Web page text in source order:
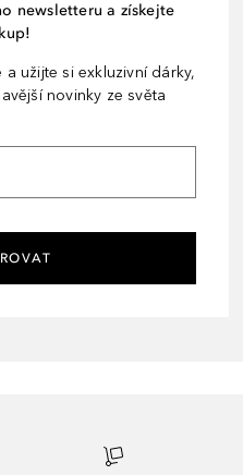
newsletteru a získejte
užijte si exkluzivní dárky,
novinky ze světa